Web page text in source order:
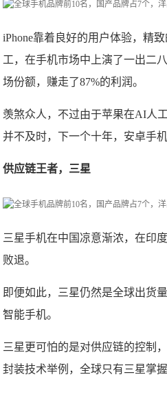
iPhone靠着良好的用户体验，精
工，在手机市场中上演了一出二
场份额，赚走了87%的利润。
羡煞众人，不过由于苹果在AI人
并不及时，下一个十年，安卓手机
供应链王者，三星
三星手机在中国凉意渐浓，在印
败退。
即便如此，三星仍然是全球出货
智能手机。
三星更可怕的是对供应链的控制
封装技术举例，全球只有三星掌握